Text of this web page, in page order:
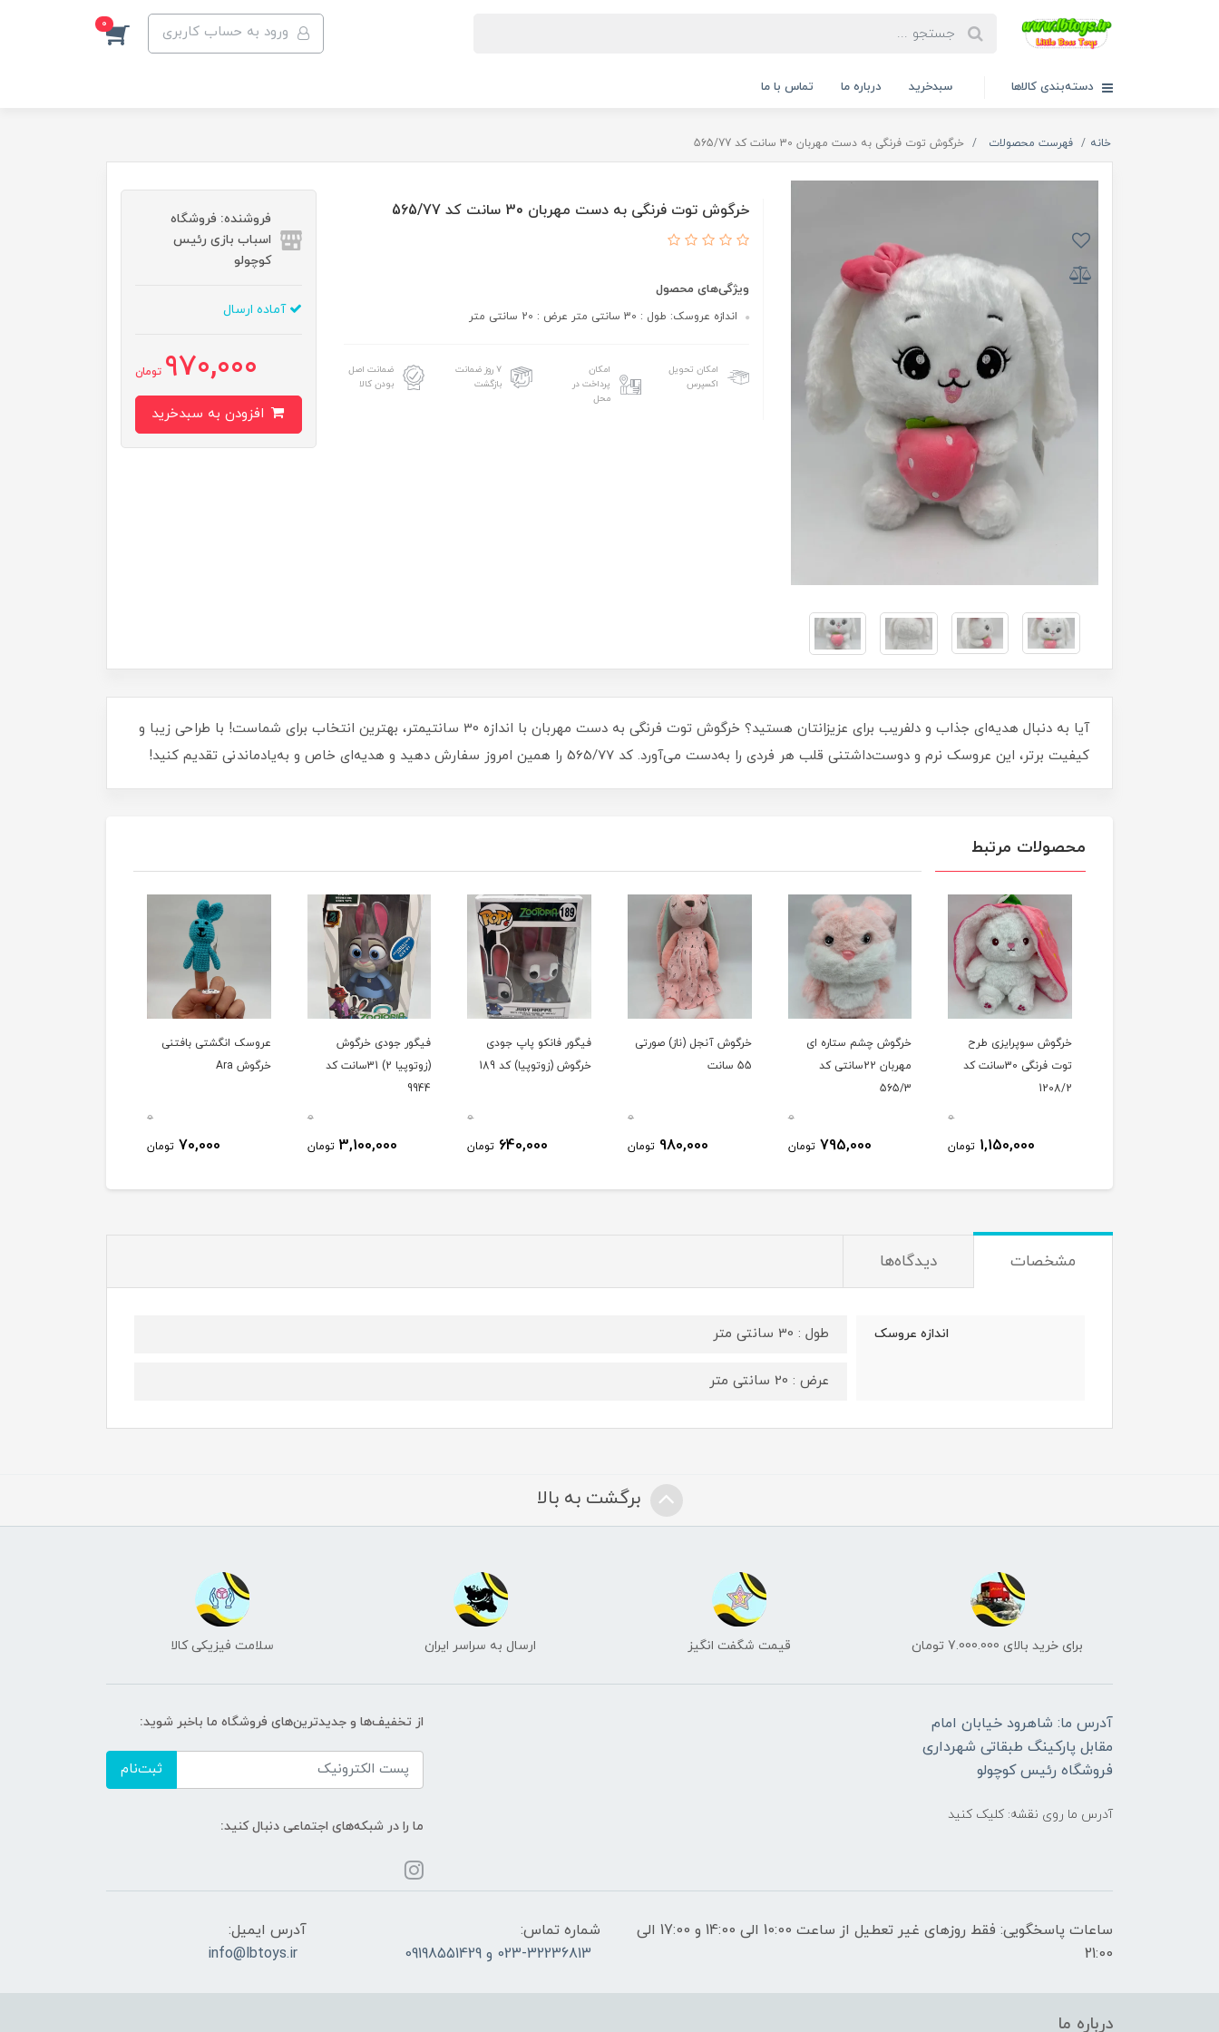
ورود به حساب کاربری 0
دسته‌بندی کالاها سبدخرید درباره ما تماس با ما
خانه فهرست محصولات خرگوش توت فرنگی به دست مهربان 30 سانت کد 565/77
خرگوش توت فرنگی به دست مهربان 30 سانت کد 565/77
ویژگی‌های محصول
اندازه عروسک: طول : 30 سانتی متر عرض : 20 سانتی متر
امکان تحویل
اکسپرس
امکان
پرداخت در
محل
۷ روز ضمانت
بازگشت
ضمانت اصل
بودن کالا
فروشنده: فروشگاه
اسباب بازی رئیس
کوچولو
آماده ارسال
970,000 تومان
آیا به دنبال هدیه‌ای جذاب و دلفریب برای عزیزانتان هستید؟ خرگوش توت فرنگی به دست مهربان با اندازه 30 سانتیمتر، بهترین انتخاب برای شماست! با طراحی زیبا و
کیفیت برتر، این عروسک نرم و دوست‌داشتنی قلب هر فردی را به‌دست می‌آورد. کد 565/77 را همین امروز سفارش دهید و هدیه‌ای خاص و به‌یادماندنی تقدیم کنید!
محصولات مرتبط
خرگوش سوپرایزی طرح
توت فرنگی 30سانت کد
1208/2
0
1,150,000 تومان
خرگوش چشم ستاره ای
مهربان 22سانتی کد
565/3
0
795,000 تومان
خرگوش آنجل (ناز) صورتی
55 سانت
0
980,000 تومان
فیگور فانکو پاپ جودی
خرگوش (زوتوپیا) کد 189
0
640,000 تومان
فیگور جودی خرگوش
(زوتوپیا 2) 31سانت کد
9944
0
3,100,000 تومان
عروسک انگشتی بافتنی
خرگوش Ara
0
70,000 تومان
مشخصات دیدگاه‌ها
اندازه عروسک طول : 30 سانتی متر
عرض : 20 سانتی متر
برگشت به بالا
برای خرید بالای 7.000.000 تومان قیمت شگفت انگیز ارسال به سراسر ایران سلامت فیزیکی کالا
آدرس ما: شاهرود خیابان امام
مقابل پارکینگ طبقاتی شهرداری
فروشگاه رئیس کوچولو
آدرس ما روی نقشه: کلیک کنید
از تخفیف‌ها و جدیدترین‌های فروشگاه ما باخبر شوید:
ثبت‌نام
ما را در شبکه‌های اجتماعی دنبال کنید:
ساعات پاسخگویی: فقط روزهای غیر تعطیل از ساعت 10:00 الی 14:00 و 17:00 الی
21:00
شماره تماس:
023-32236813 و 09198551429
آدرس ایمیل:
info@lbtoys.ir
درباره ما